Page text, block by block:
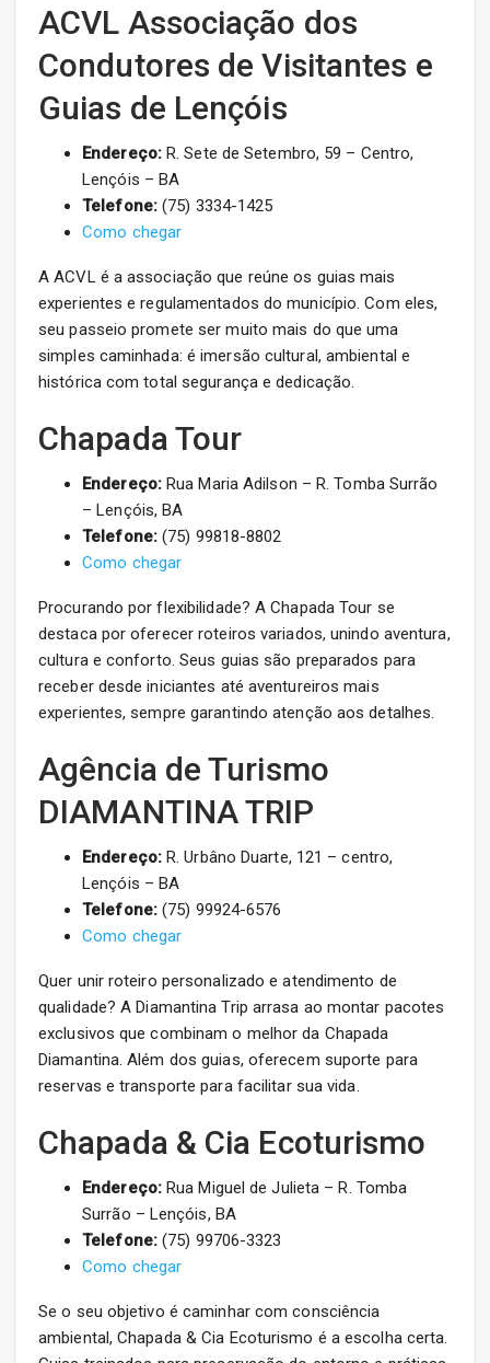
ACVL Associação dos
Condutores de Visitantes e
Guias de Lençóis
Endereço:R. Sete de Setembro, 59 – Centro,
Lençóis – BA
Telefone:(75) 3334-1425
Como chegar
A ACVL é a associação que reúne os guias mais
experientes e regulamentados do município. Com eles,
seu passeio promete ser muito mais do que uma
simples caminhada: é imersão cultural, ambiental e
histórica com total segurança e dedicação.
Chapada Tour
Endereço:Rua Maria Adilson – R. Tomba Surrão
– Lençóis, BA
Telefone:(75) 99818-8802
Como chegar
Procurando por flexibilidade? A Chapada Tour se
destaca por oferecer roteiros variados, unindo aventura,
cultura e conforto. Seus guias são preparados para
receber desde iniciantes até aventureiros mais
experientes, sempre garantindo atenção aos detalhes.
Agência de Turismo
DIAMANTINA TRIP
Endereço:R. Urbâno Duarte, 121 – centro,
Lençóis – BA
Telefone:(75) 99924-6576
Como chegar
Quer unir roteiro personalizado e atendimento de
qualidade? A Diamantina Trip arrasa ao montar pacotes
exclusivos que combinam o melhor da Chapada
Diamantina. Além dos guias, oferecem suporte para
reservas e transporte para facilitar sua vida.
Chapada & Cia Ecoturismo
Endereço:Rua Miguel de Julieta – R. Tomba
Surrão – Lençóis, BA
Telefone:(75) 99706-3323
Como chegar
Se o seu objetivo é caminhar com consciência
ambiental, Chapada & Cia Ecoturismo é a escolha certa.